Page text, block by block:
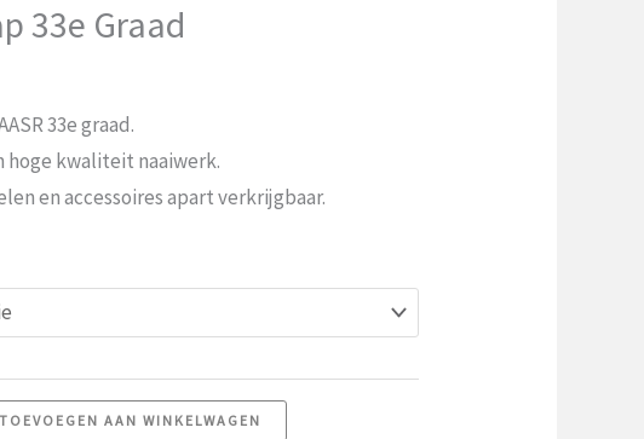
33e Graad
33e graad.
hoge kwaliteit naaiwerk.
en accessoires apart verkrijgbaar.
TOEVOEGEN AAN WINKELWAGEN